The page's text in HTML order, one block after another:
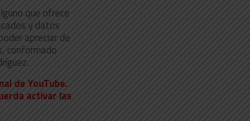
que ofrece
y datos
apreciar de
conformado
de YouTube.
activar las